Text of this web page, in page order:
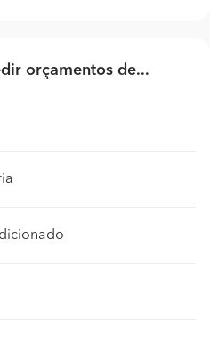
orçamentos de...